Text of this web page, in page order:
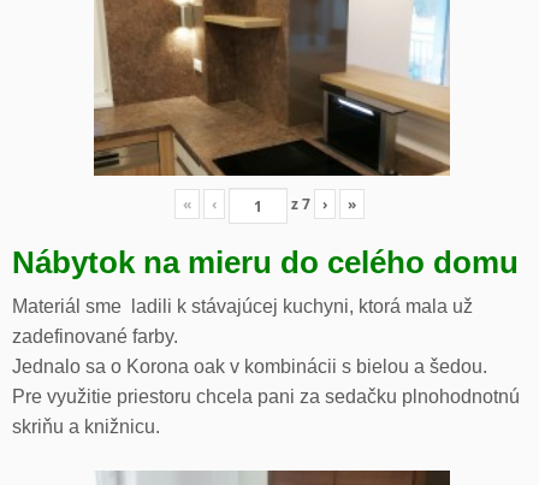
« ‹ z7 › »
Nábytok na mieru do celého domu
Materiál sme ladili k stávajúcej kuchyni, ktorá mala už
zadefinované farby.
Jednalo sa o Korona oak v kombinácii s bielou a šedou.
Pre využitie priestoru chcela pani za sedačku plnohodnotnú
skriňu a knižnicu.